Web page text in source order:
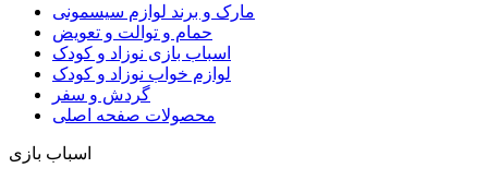
مارک و برند لوازم سیسمونی
حمام و توالت و تعویض
اسباب بازی نوزاد و کودک
لوازم خواب نوزاد و کودک
گردش و سفر
محصولات صفحه اصلی
اسباب بازی